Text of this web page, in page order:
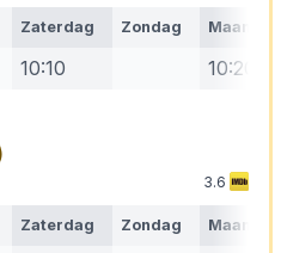
Zaterdag Zondag Maandag
10:10 10:20
3.6
Zaterdag Zondag Maandag